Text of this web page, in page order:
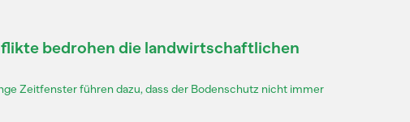
bedrohen die landwirtschaftlichen
Zeitfenster führen dazu, dass der Bodenschutz nicht immer